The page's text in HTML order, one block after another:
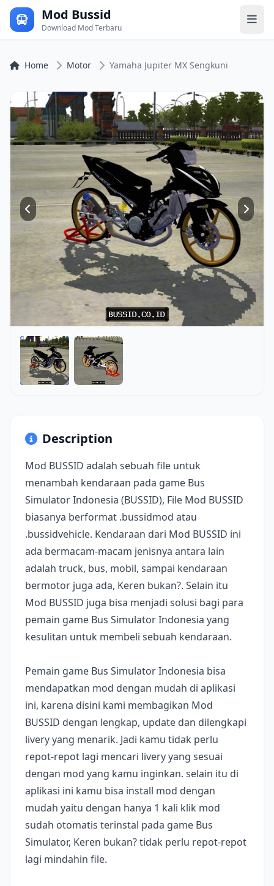
Mod Bussid
Download Mod Terbaru
Home Motor Yamaha Jupiter MX Sengkuni
Description
Mod BUSSID adalah sebuah file untuk
menambah kendaraan pada game Bus
Simulator Indonesia (BUSSID), File Mod BUSSID
biasanya berformat .bussidmod atau
.bussidvehicle. Kendaraan dari Mod BUSSID ini
ada bermacam-macam jenisnya antara lain
adalah truck, bus, mobil, sampai kendaraan
bermotor juga ada, Keren bukan?. Selain itu
Mod BUSSID juga bisa menjadi solusi bagi para
pemain game Bus Simulator Indonesia yang
kesulitan untuk membeli sebuah kendaraan.
Pemain game Bus Simulator Indonesia bisa
mendapatkan mod dengan mudah di aplikasi
ini, karena disini kami membagikan Mod
BUSSID dengan lengkap, update dan dilengkapi
livery yang menarik. Jadi kamu tidak perlu
repot-repot lagi mencari livery yang sesuai
dengan mod yang kamu inginkan. selain itu di
aplikasi ini kamu bisa install mod dengan
mudah yaitu dengan hanya 1 kali klik mod
sudah otomatis terinstal pada game Bus
Simulator, Keren bukan? tidak perlu repot-repot
lagi mindahin file.